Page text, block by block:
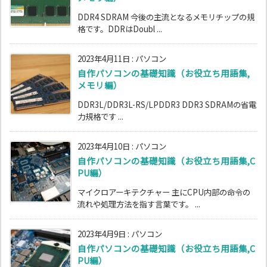
DDR4 SDRAM 今後の主流となるメモリチップの規
格です。DDRはDoubl ...
2023年4月11日 : パソコン
自作パソコンの基礎知識（お役立ち用語集,
メモリ編）
DDR3L/DDR3L-RS/LPDDR3 DDR3 SDRAMの省電
力規格です ...
2023年4月10日 : パソコン
自作パソコンの基礎知識（お役立ち用語集,C
PU編）
マイクロアーキテクチャー 主にCPU内部の命令の
流れや処理方法を指す言葉です。 ...
2023年4月9日 : パソコン
自作パソコンの基礎知識（お役立ち用語集,C
PU編）